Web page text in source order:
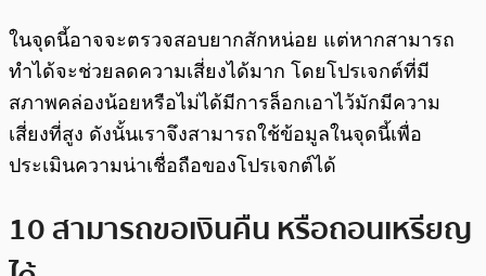
ในจุดนี้อาจจะตรวจสอบยากสักหน่อย แต่หากสามารถ
ทำได้จะช่วยลดความเสี่ยงได้มาก โดยโปรเจกต์ที่มี
สภาพคล่องน้อยหรือไม่ได้มีการล็อกเอาไว้มักมีความ
เสี่ยงที่สูง ดังนั้นเราจึงสามารถใช้ข้อมูลในจุดนี้เพื่อ
ประเมินความน่าเชื่อถือของโปรเจกต์ได้
10 สามารถขอเงินคืน หรือถอนเหรียญ